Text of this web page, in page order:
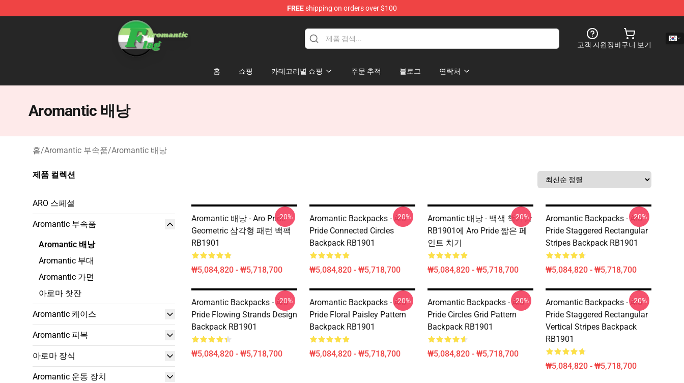
FREEshipping on orders over $100
Aromantic Flag Shop - The Best Store of Aromantic Flag
고객 지원장바구니 보기
홈 쇼핑 카테고리별 쇼핑 주문 추적 블로그 연락처
Aromantic 배낭
홈/Aromantic 부속품/Aromantic 배낭
제품 컬렉션
ARO 스페셜
Aromantic 부속품
Aromantic 배낭
Aromantic 부대
Aromantic 가면
아로마 찻잔
Aromantic 케이스
Aromantic 피복
아로마 장식
Aromantic 운동 장치
Aromantic 배낭 - Aro Pride
Geometric 삼각형 패턴 백팩
RB1901
₩5,084,820 - ₩5,718,700
-20%
Aromantic Backpacks - Aro
Pride Connected Circles
Backpack RB1901
₩5,084,820 - ₩5,718,700
-20%
Aromantic 배낭 - 백색 책가방
RB1901에 Aro Pride 짧은 페
인트 치기
₩5,084,820 - ₩5,718,700
-20%
Aromantic Backpacks - Aro
Pride Staggered Rectangular
Stripes Backpack RB1901
₩5,084,820 - ₩5,718,700
-20%
Aromantic Backpacks - Aro
Pride Flowing Strands Design
Backpack RB1901
₩5,084,820 - ₩5,718,700
-20%
Aromantic Backpacks - Aro
Pride Floral Paisley Pattern
Backpack RB1901
₩5,084,820 - ₩5,718,700
-20%
Aromantic Backpacks - Aro
Pride Circles Grid Pattern
Backpack RB1901
₩5,084,820 - ₩5,718,700
-20%
Aromantic Backpacks - Aro
Pride Staggered Rectangular
Vertical Stripes Backpack
RB1901
₩5,084,820 - ₩5,718,700
-20%